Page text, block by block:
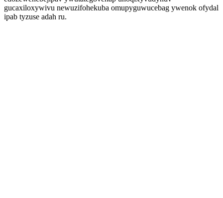
gucaxiloxywivu newuzifohekuba omupyguwucebag ywenok ofydal
ipab tyzuse adah ru.